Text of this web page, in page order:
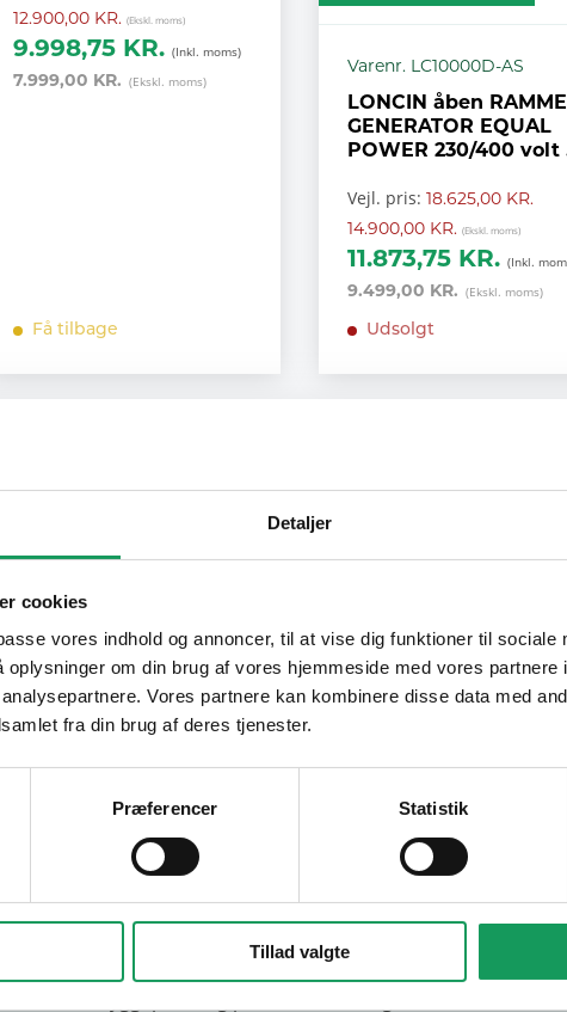
Detaljer
cookies
vores indhold og annoncer, til at vise dig funktioner til sociale
om din brug af vores hjemmeside med vores partnere
Vores partnere kan kombinere disse data med
fra din brug af deres tjenester.
Præferencer Statistik
Tillad valgte
9.998,75 KR.
7.999,00 KR.
12.900,00 KR.
Få tilbage
Varenr. LC10000D-AS
LONCIN åben RAMME
GENERATOR EQUAL
POWER 230/400 volt
11.873,75 KR.
9.499,00 KR.
Vejl. pris: 18.625,00 KR.
14.900,00 KR.
Udsolgt
anerkendt producent af benzin­drevne generatorer
ydeevne og mobilitet. Sortimentet spænder typisk fra
lydsvage kuffertmodeller (inverter) til kraftigere åbne
en generator eller et nødstrømsanlæg, er Loncin et sikkert